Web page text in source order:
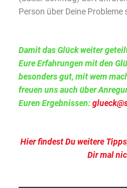
Person über Deine Probleme
Damit das Glück weiter
Eure Erfahrungen mit den
besonders gut, mit wem
freuen uns auch über
Euren Ergebnissen:
Hier findest Du weitere
Dir mal